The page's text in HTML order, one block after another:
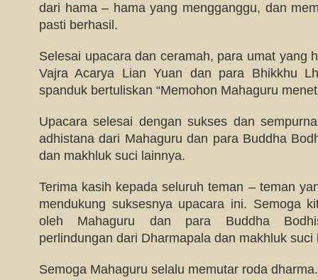
dari hama – hama yang mengganggu, dan
pasti berhasil.
Selesai upacara dan ceramah, para umat yang
Vajra Acarya Lian Yuan dan para Bhikkhu
spanduk bertuliskan “Memohon Mahaguru
Upacara selesai dengan sukses dan
adhistana dari Mahaguru dan para Buddha
dan makhluk suci lainnya.
Terima kasih kepada seluruh teman – teman
mendukung suksesnya upacara ini. Semoga
oleh Mahaguru dan para Buddha
perlindungan dari Dharmapala dan makhluk suci
Semoga Mahaguru selalu memutar roda dharma.